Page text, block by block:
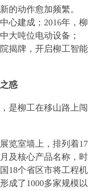
动作愈加频繁。
心建成；2016年，柳
大吨位电动设备；
揭牌，开启柳工智能
惑
柳工在移山路上闯
室墙上，排列着17
及核心产品名称，时
18个省区市将工程机
成了1000多家规模以